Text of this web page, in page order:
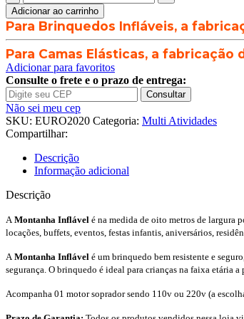
Inflável
-
8m
8m
x
3,8m
quantidade
Adicionar ao carrinho
Para Brinquedos Infláveis, a
Para Camas Elásticas, a
Adicionar para favoritos
Consulte o frete e o prazo de entrega:
Consultar
Não sei meu cep
SKU: EURO2020 Categoria: Multi Atividades
Compartilhar:
Descrição
Informação adicional
Descrição
AMontanha Inflável é na medida de oito metros de largura
locações, buffets, eventos, festas infantis, aniversários,
AMontanha Inflável é um brinquedo bem resistente e
segurança. O brinquedo é ideal para crianças na faixa etária
Acompanha 01 motor soprador sendo 110v ou 220v (a